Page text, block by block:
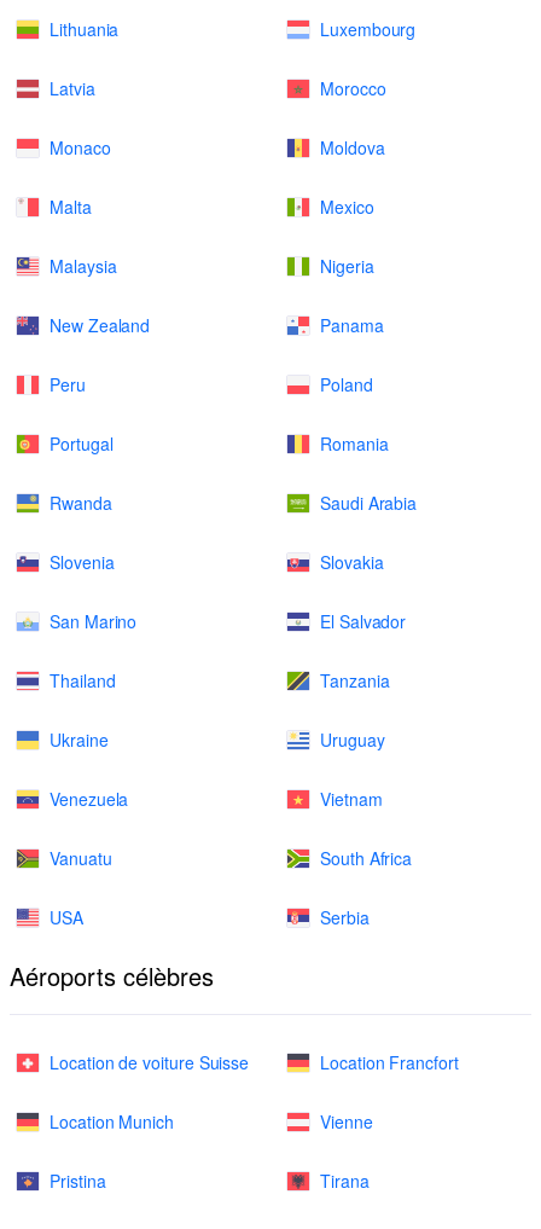
Lithuania Luxembourg
Latvia Morocco
Monaco Moldova
Malta Mexico
Malaysia Nigeria
New Zealand Panama
Peru Poland
Portugal Romania
Rwanda Saudi Arabia
Slovenia Slovakia
San Marino El Salvador
Thailand Tanzania
Ukraine Uruguay
Venezuela Vietnam
Vanuatu South Africa
USA Serbia
Aéroports célèbres
Location de voiture Suisse Location Francfort
Location Munich Vienne
Pristina Tirana